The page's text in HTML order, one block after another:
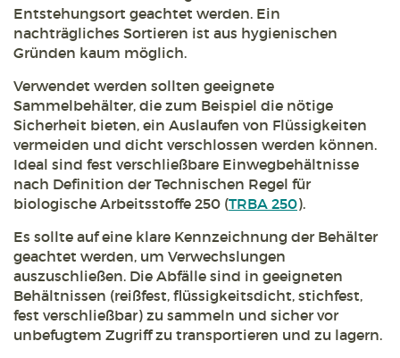
Entstehungsort geachtet werden. Ein
nachträgliches Sortieren ist aus hygienischen
Gründen kaum möglich.
Verwendet werden sollten geeignete
Sammelbehälter, die zum Beispiel die nötige
Sicherheit bieten, ein Auslaufen von Flüssigkeiten
vermeiden und dicht verschlossen werden können.
Ideal sind fest verschließbare Einwegbehältnisse
nach Definition der Technischen Regel für
biologische Arbeitsstoffe 250 (TRBA 250).
Es sollte auf eine klare Kennzeichnung der Behälter
geachtet werden, um Verwechslungen
auszuschließen. Die Abfälle sind in geeigneten
Behältnissen (reißfest, flüssigkeitsdicht, stichfest,
fest verschließbar) zu sammeln und sicher vor
unbefugtem Zugriff zu transportieren und zu lagern.